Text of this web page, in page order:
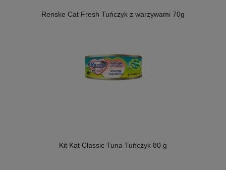
Renske Cat Fresh Tuńczyk z warzywami 70g
Kit Kat Classic Tuna Tuńczyk 80 g